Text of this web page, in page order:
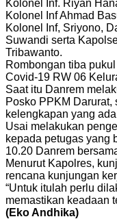
Kolonel Inf. Riyan
Kolonel Inf Ahmad
Kolonel Inf, Sriyono,
Suwandi serta
Tribawanto.
Rombongan tiba
Covid-19 RW 06
Saat itu Danrem
Posko PPKM
kelengkapan yang
Usai melakukan
kepada petugas yang
10.20 Danrem
Menurut Kapolres,
rencana kunjungan
“Untuk itulah perlu
memastikan keadaan
(Eko Andhika)